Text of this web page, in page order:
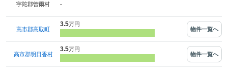
宇陀郡曽爾村 -
高市郡高取町
3.5万円
物件一覧へ
高市郡明日香村
3.5万円
物件一覧へ